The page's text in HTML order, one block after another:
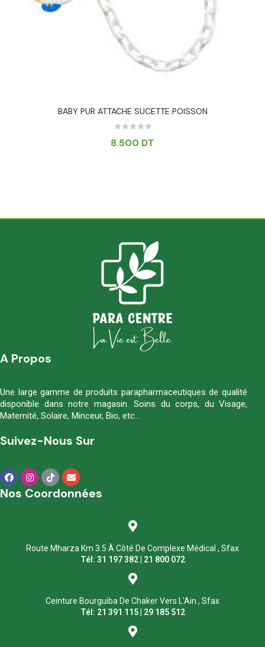
BABY PUR ATTACHE SUCETTE POISSON
8.500 DT
A Propos
Une large gamme de produits parapharmaceutiques de qualité
disponible dans notre magasin. Soins du corps, du Visage,
Maternité, Solaire, Minceur, Bio, etc…
Suivez-Nous Sur
Nos Coordonnées
Route Mharza Km 3.5 À Côté De Complexe Médical , Sfax
Tél: 31 197 382 | 21 800 072
Ceinture Bourguiba De Chaker Vers L'Ain , Sfax
Tél: 21 391 115 | 29 185 512